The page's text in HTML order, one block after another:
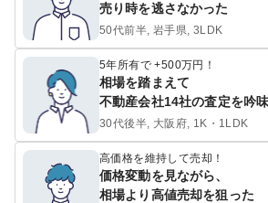
売り時を逃さなかった
50代前半, 岩手県, 3LDK
5年所有で +500万円！
相場を踏まえて
不動産会社14社の査定を吟味
30代後半, 大阪府, 1K・1LDK
高価格を維持して売却！
価格変動を見ながら、
相場より高値売却を狙った